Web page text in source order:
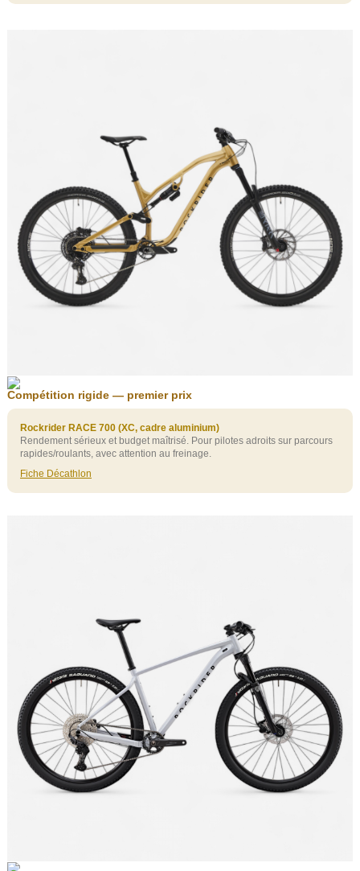
Compétition rigide — premier prix
Rockrider RACE 700 (XC, cadre aluminium)
Rendement sérieux et budget maîtrisé. Pour pilotes adroits sur parcours
rapides/roulants, avec attention au freinage.
Fiche Décathlon